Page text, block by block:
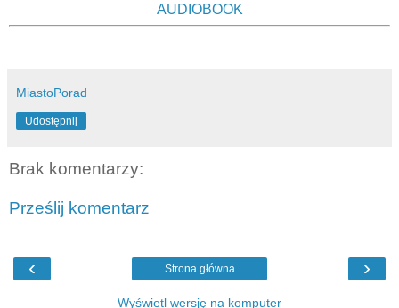
AUDIOBOOK
MiastoPorad
Udostępnij
Brak komentarzy:
Prześlij komentarz
‹ ›
Strona główna
Wyświetl wersję na komputer